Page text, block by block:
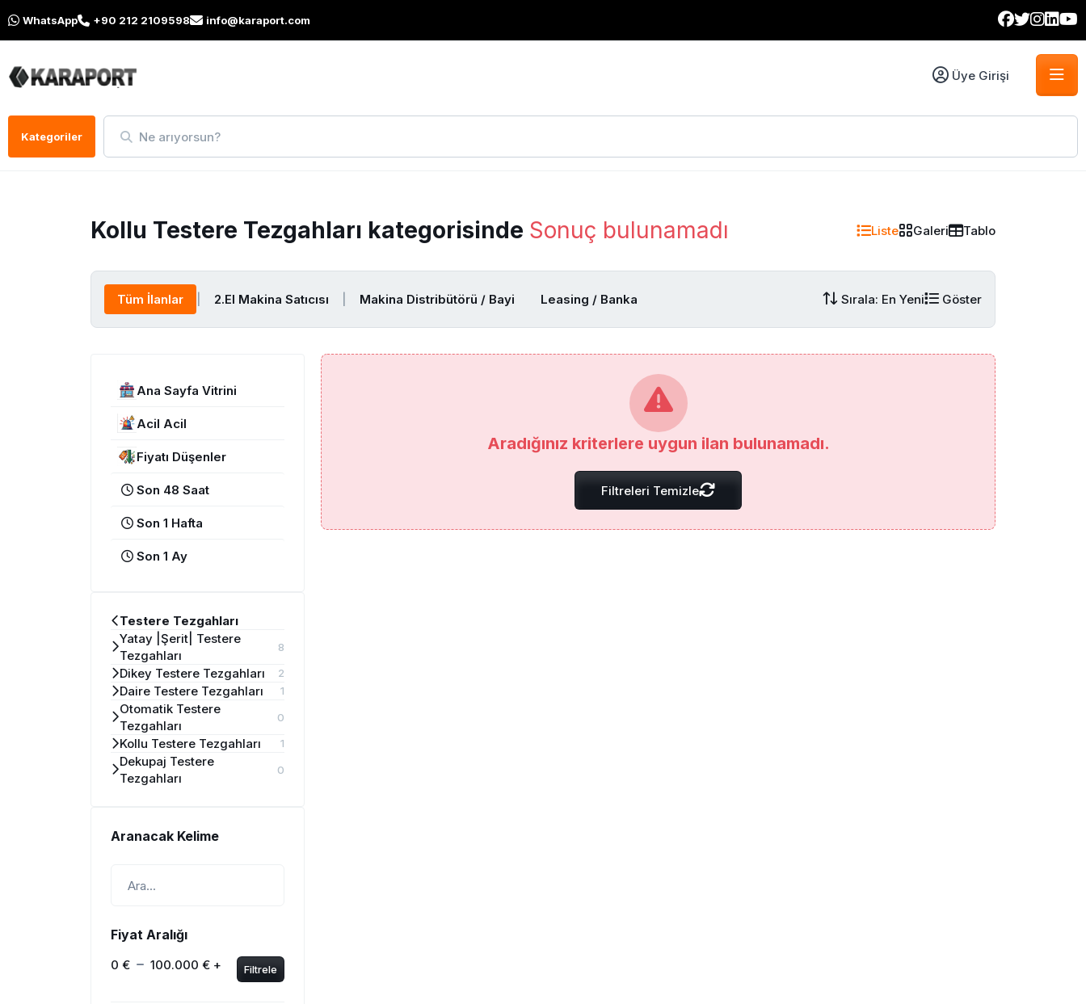
WhatsApp +90 212 2109598 info@karaport.com
Üye Girişi
Kategoriler Ne arıyorsun?
Kollu Testere Tezgahları kategorisinde Sonuç bulunamadı Liste Galeri Tablo
Tüm İlanlar 2.El Makina Satıcısı Makina Distribütörü / Bayi Leasing / Banka Sırala: En Yeni Göster
Ana Sayfa Vitrini
Acil Acil
Fiyatı Düşenler
Son 48 Saat
Son 1 Hafta
Son 1 Ay
Testere Tezgahları
Yatay |Şerit| Testere
Tezgahları
8
Dikey Testere Tezgahları 2
Daire Testere Tezgahları 1
Otomatik Testere
Tezgahları
0
Kollu Testere Tezgahları 1
Dekupaj Testere
Tezgahları
0
Aranacak Kelime
Fiyat Aralığı
0 € 100.000 € + Filtrele
Aradığınız kriterlere uygun ilan bulunamadı.
Filtreleri Temizle